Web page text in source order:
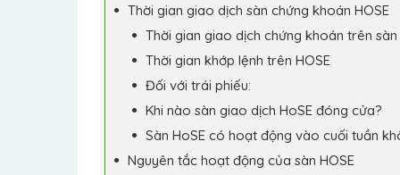
Thời gian giao dịch sàn chứng khoán HOSE
Thời gian giao dịch chứng khoán trên sàn
Thời gian khớp lệnh trên HOSE
Đối với trái phiếu:
Khi nào sàn giao dịch HoSE đóng cửa?
Sàn HoSE có hoạt động vào cuối tuần
Nguyên tắc hoạt động của sàn HOSE